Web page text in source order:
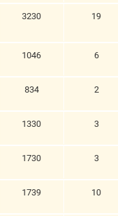
19
3230
6
1046
2
834
3
1330
3
1730
10
1739